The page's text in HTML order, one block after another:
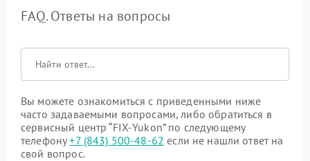
FAQ. Ответы на вопросы
Вы можете ознакомиться с приведенными ниже
часто задаваемыми вопросами, либо обратиться в
сервисный центр “FIX-Yukon” по следующему
телефону+7 (843) 500-48-62 если не нашли ответ на
свой вопрос.